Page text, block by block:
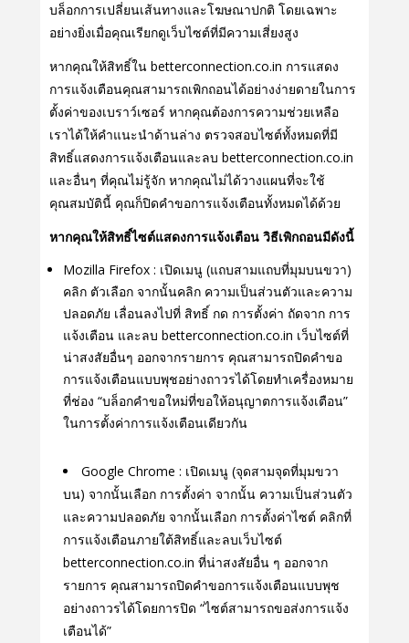
บล็อกการเปลี่ยนเส้นทางและโฆษณาปกติ โดยเฉพาะ
อย่างยิ่งเมื่อคุณเรียกดูเว็บไซต์ที่มีความเสี่ยงสูง
หากคุณให้สิทธิ์ใน betterconnection.co.in การแสดง
การแจ้งเตือนคุณสามารถเพิกถอนได้อย่างง่ายดายในการ
ตั้งค่าของเบราว์เซอร์ หากคุณต้องการความช่วยเหลือ
เราได้ให้คําแนะนําด้านล่าง ตรวจสอบไซต์ทั้งหมดที่มี
สิทธิ์แสดงการแจ้งเตือนและลบ betterconnection.co.in
และอื่นๆ ที่คุณไม่รู้จัก หากคุณไม่ได้วางแผนที่จะใช้
คุณสมบัตินี้ คุณก็ปิดคําขอการแจ้งเตือนทั้งหมดได้ด้วย
หากคุณให้สิทธิ์ไซต์แสดงการแจ้งเตือน วิธีเพิกถอนมีดังนี้
Mozilla Firefox : เปิดเมนู (แถบสามแถบที่มุมบนขวา)
คลิก ตัวเลือก จากนั้นคลิก ความเป็นส่วนตัวและความ
ปลอดภัย เลื่อนลงไปที่ สิทธิ์ กด การตั้งค่า ถัดจาก การ
แจ้งเตือน และลบ betterconnection.co.in เว็บไซต์ที่
น่าสงสัยอื่นๆ ออกจากรายการ คุณสามารถปิดคําขอ
การแจ้งเตือนแบบพุชอย่างถาวรได้โดยทําเครื่องหมาย
ที่ช่อง “บล็อกคําขอใหม่ที่ขอให้อนุญาตการแจ้งเตือน”
ในการตั้งค่าการแจ้งเตือนเดียวกัน
Google Chrome : เปิดเมนู (จุดสามจุดที่มุมขวา
บน) จากนั้นเลือก การตั้งค่า จากนั้น ความเป็นส่วนตัว
และความปลอดภัย จากนั้นเลือก การตั้งค่าไซต์ คลิกที่
การแจ้งเตือนภายใต้สิทธิ์และลบเว็บไซต์
betterconnection.co.in ที่น่าสงสัยอื่น ๆ ออกจาก
รายการ คุณสามารถปิดคําขอการแจ้งเตือนแบบพุช
อย่างถาวรได้โดยการปิด “ไซต์สามารถขอส่งการแจ้ง
เตือนได้”